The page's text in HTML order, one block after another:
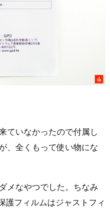
ていなかったので付属し
、全くもって使い物にな
メなやつでした。ちなみ
護フィルムはジャストフィ